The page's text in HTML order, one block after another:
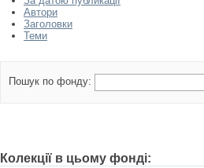
Автори
Заголовки
Теми
Пошук по фонду:
Колекції в цьому фонді: